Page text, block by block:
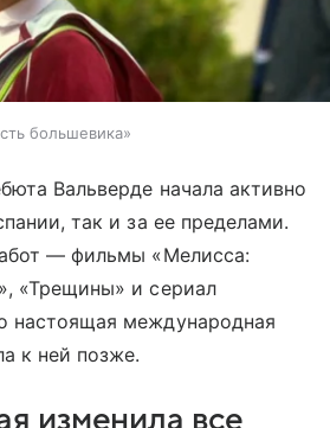
большевика»
Вальверде начала активно
так и за ее пределами.
— фильмы «Мелисса:
«Трещины» и сериал
настоящая международная
к ней позже.
изменила все